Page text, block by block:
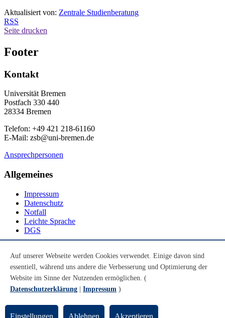
Aktualisiert von: Zentrale Studienberatung
RSS
Seite drucken
Footer
Kontakt
Universität Bremen
Postfach 330 440
28334 Bremen
Telefon: +49 421 218-61160
E-Mail: zsb@uni-bremen.de
Ansprechpersonen
Allgemeines
Impressum
Datenschutz
Notfall
Leichte Sprache
DGS
Youtube
Instagram
LinkedIn
© Universität Bremen 2026
Auf unserer Webseite werden Cookies verwendet. Einige davon sind
essentiell, während uns andere die Verbesserung und Optimierung der
Website im Sinne der Nutzenden ermöglichen. (
Datenschutzerklärung
Impressum )
Einstellungen Ablehnen Akzeptieren